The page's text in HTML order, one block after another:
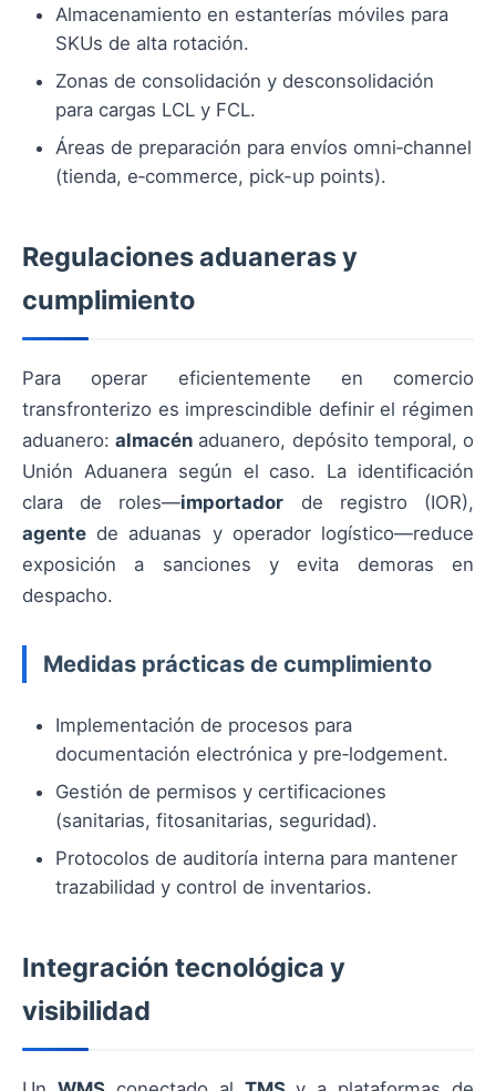
Almacenamiento en estanterías móviles para
SKUs de alta rotación.
Zonas de consolidación y desconsolidación
para cargas LCL y FCL.
Áreas de preparación para envíos omni‑channel
(tienda, e‑commerce, pick-up points).
Regulaciones aduaneras y
cumplimiento
Para operar eficientemente en comercio
transfronterizo es imprescindible definir el régimen
aduanero:almacén aduanero, depósito temporal, o
Unión Aduanera según el caso. La identificación
clara de roles—importador de registro (IOR),
agente de aduanas y operador logístico—reduce
exposición a sanciones y evita demoras en
despacho.
Medidas prácticas de cumplimiento
Implementación de procesos para
documentación electrónica y pre‑lodgement.
Gestión de permisos y certificaciones
(sanitarias, fitosanitarias, seguridad).
Protocolos de auditoría interna para mantener
trazabilidad y control de inventarios.
Integración tecnológica y
visibilidad